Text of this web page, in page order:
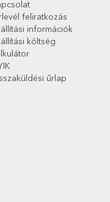
feliratkozás
információk
költség
űrlap